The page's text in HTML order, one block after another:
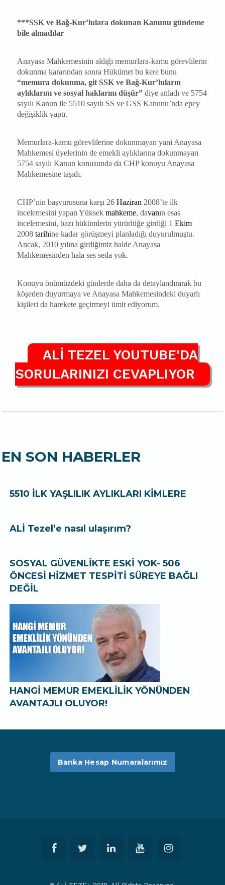
***SSK ve Bağ-Kur’lulara dokunan Kanunu gündeme
bile almadılar
Anayasa Mahkemesinin aldığı memurlara-kamu görevlilerin
dokunma kararından sonra Hükümet bu kere bunu
“memura dokunma, git SSK ve Bağ-Kur’luların
aylıklarını ve sosyal haklarını düşür”diye anladı ve 5754
sayılı Kanun ile 5510 sayılı SS ve GSS Kanunu’nda epey
değişiklik yaptı.
Memurlara-kamu görevlilerine dokunmayan yani Anayasa
Mahkemesi üyelerinin de emekli aylıklarına dokunmayan
5754 sayılı Kanun konusunda da CHP konuyu Anayasa
Mahkemesine taşıdı.
CHP’nin başvurusuna karşı 26Haziran 2008’te ilk
incelemesini yapan Yüksekmahkeme, davanın esas
incelemesini, bazı hükümlerin yürürlüğe girdiği 1Ekim
2008tarihine kadar görüşmeyi planladığı duyurulmuştu.
Ancak, 2010 yılına girdiğimiz halde Anayasa
Mahkemesinden hala ses seda yok.
Konuyu önümüzdeki günlerde daha da detaylandırarak bu
köşeden duyurmaya ve Anayasa Mahkemesindeki duyarlı
kişileri da harekete geçirmeyi ümit ediyorum.
ALİ TEZEL YOUTUBE'DA
SORULARINIZI CEVAPLIYOR
EN SON HABERLER
5510 İLK YAŞLILIK AYLIKLARI KİMLERE
ALİ Tezel’e nasıl ulaşırım?
SOSYAL GÜVENLİKTE ESKİ YOK- 506
ÖNCESİ HİZMET TESPİTİ SÜREYE BAĞLI
DEĞİL
HANGİ MEMUR EMEKLİLİK YÖNÜNDEN
AVANTAJLI OLUYOR!
Banka Hesap Numaralarımız